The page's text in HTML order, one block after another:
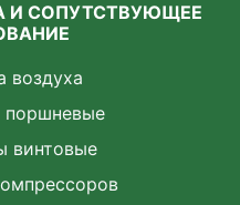
И СОПУТСТВУЮЩЕЕ
воздуха
поршневые
винтовые